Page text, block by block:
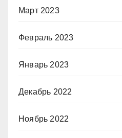
Март 2023
Февраль 2023
Январь 2023
Декабрь 2022
Ноябрь 2022